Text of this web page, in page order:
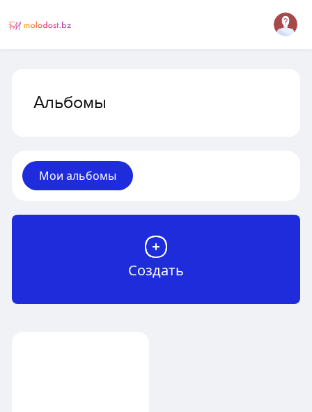
Альбомы
Мои альбомы
Создать